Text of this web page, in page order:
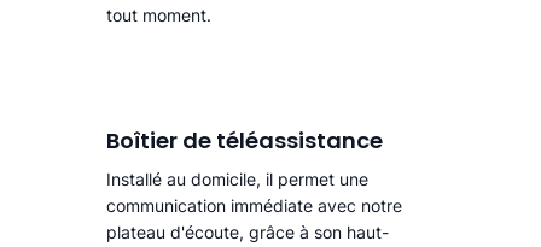
tout moment.
Boîtier de téléassistance
Installé au domicile, il permet une
communication immédiate avec notre
plateau d'écoute, grâce à son haut-